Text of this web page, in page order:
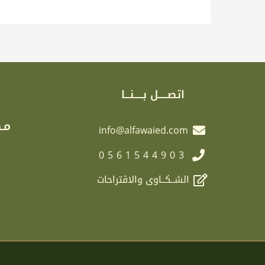
اتصـــــل بـــــنـــا
info@alfawaied.com
0561544903
الشــكــاوى والاقتراحات